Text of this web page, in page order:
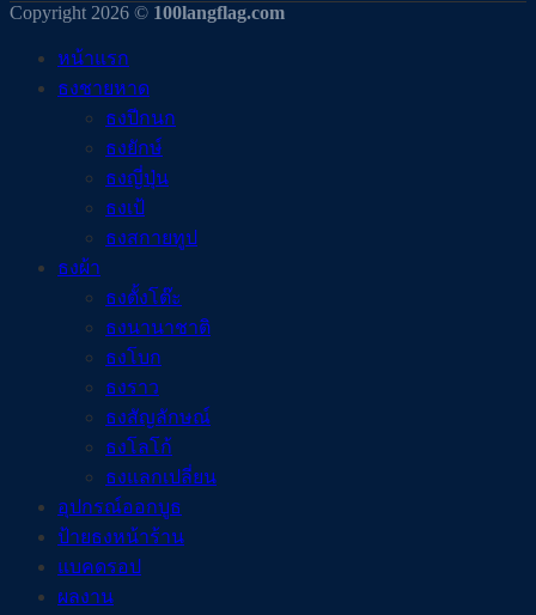
Copyright 2026 © 100langflag.com
หน้าแรก
ธงชายหาด
ธงปีกนก
ธงยักษ์
ธงญี่ปุ่น
ธงเป้
ธงสกายทูป
ธงผ้า
ธงตั้งโต๊ะ
ธงนานาชาติ
ธงโบก
ธงราว
ธงสัญลักษณ์
ธงโลโก้
ธงแลกเปลี่ยน
อุปกรณ์ออกบูธ
ป้ายธงหน้าร้าน
แบคดรอป
ผลงาน